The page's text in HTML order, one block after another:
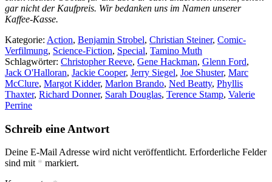
gar nicht der Kaufpreis. Wir bedanken uns im Namen unserer
Kaffee-Kasse.
Kategorie: Action, Benjamin Strobel, Christian Steiner, Comic-
Verfilmung, Science-Fiction, Special, Tamino Muth
Schlagwörter: Christopher Reeve, Gene Hackman, Glenn Ford,
Jack O'Halloran, Jackie Cooper, Jerry Siegel, Joe Shuster, Marc
McClure, Margot Kidder, Marlon Brando, Ned Beatty, Phyllis
Thaxter, Richard Donner, Sarah Douglas, Terence Stamp, Valerie
Perrine
Schreib eine Antwort
Deine E-Mail Adresse wird nicht veröffentlicht. Erforderliche Felder
sind mit * markiert.